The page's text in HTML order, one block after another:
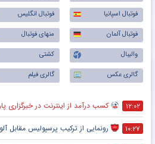
فوتبال اسپانیا
فوتبال انگلیس
فوتبال آلمان
منهای فوتبال
والیبال
کشتی
گالری عکس
گالری فیلم
۱۲:۰۲ کسب درآمد از اینترنت در خبرگزاری
۱۰:۲۷ رونمایی از ترکیب پرسپولیس‌ مقابل